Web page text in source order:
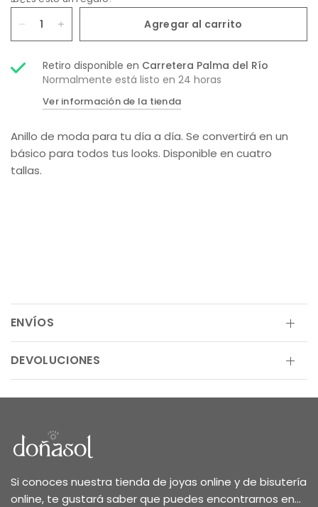
Agregar al carrito
Retiro disponible en Carretera Palma del Río
Normalmente está listo en 24 horas
Ver información de la tienda
Anillo de moda para tu día a día. Se convertirá en un
básico para todos tus looks. Disponible en cuatro
tallas.
ENVÍOS
DEVOLUCIONES
Si conoces nuestra tienda de joyas online y de bisutería
online, te gustará saber que puedes encontrarnos en...